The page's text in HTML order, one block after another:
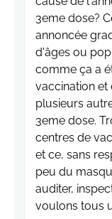
3eme dose?
annoncée
d'âges ou
comme ça a
vaccination et
plusieurs
3eme dose.
centres de
et ce, sans
peu du
auditer,
voulons tous